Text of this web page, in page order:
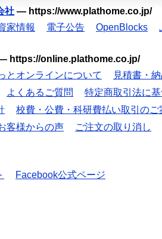
社 — https://www.plathome.co.jp/
家情報 電子公告 OpenBlocks
https://online.plathome.co.jp/
とオンラインについて
見積書・
よくあるご質問
特定商取引法に
校費・公費・科研費払い取引のご
客様からの声 ご注文の取り消し
Facebook公式ページ